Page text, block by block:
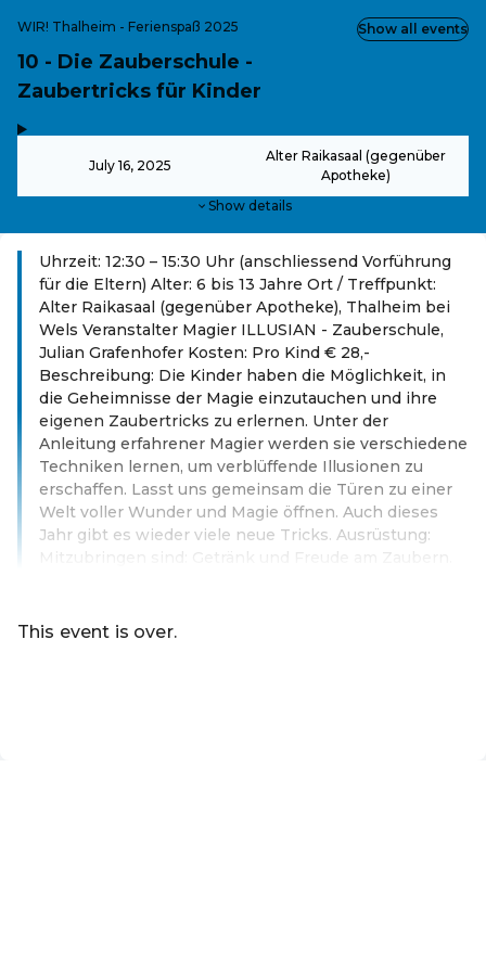
WIR! Thalheim - Ferienspaß 2025
10 - Die Zauberschule -
Zaubertricks für Kinder
July 16, 2025
Alter Raikasaal (gegenüber
Apotheke)
Show details
Show all events
Uhrzeit: 12:30 – 15:30 Uhr (anschliessend Vorführung
für die Eltern) Alter: 6 bis 13 Jahre Ort / Treffpunkt:
Alter Raikasaal (gegenüber Apotheke), Thalheim bei
Wels Veranstalter Magier ILLUSIAN - Zauberschule,
Julian Grafenhofer Kosten: Pro Kind € 28,-
Beschreibung: Die Kinder haben die Möglichkeit, in
die Geheimnisse der Magie einzutauchen und ihre
eigenen Zaubertricks zu erlernen. Unter der
Anleitung erfahrener Magier werden sie verschiedene
Techniken lernen, um verblüffende Illusionen zu
erschaffen. Lasst uns gemeinsam die Türen zu einer
Welt voller Wunder und Magie öffnen. Auch dieses
Jahr gibt es wieder viele neue Tricks. Ausrüstung:
Mitzubringen sind: Getränk und Freude am Zaubern.
This event is over.